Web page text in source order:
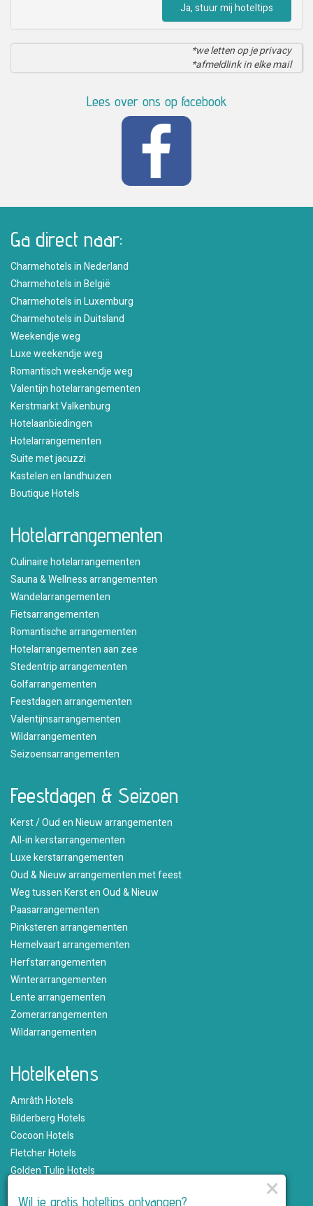
Ja, stuur mij hoteltips
*we letten op je privacy
*afmeldlink in elke mail
Lees over ons op facebook
Ga direct naar:
Charmehotels in Nederland
Charmehotels in België
Charmehotels in Luxemburg
Charmehotels in Duitsland
Weekendje weg
Luxe weekendje weg
Romantisch weekendje weg
Valentijn hotelarrangementen
Kerstmarkt Valkenburg
Hotelaanbiedingen
Hotelarrangementen
Suite met jacuzzi
Kastelen en landhuizen
Boutique Hotels
Hotelarrangementen
Culinaire hotelarrangementen
Sauna & Wellness arrangementen
Wandelarrangementen
Fietsarrangementen
Romantische arrangementen
Hotelarrangementen aan zee
Stedentrip arrangementen
Golfarrangementen
Feestdagen arrangementen
Valentijnsarrangementen
Wildarrangementen
Seizoensarrangementen
Feestdagen & Seizoen
Kerst / Oud en Nieuw arrangementen
All-in kerstarrangementen
Luxe kerstarrangementen
Oud & Nieuw arrangementen met feest
Weg tussen Kerst en Oud & Nieuw
Paasarrangementen
Pinksteren arrangementen
Hemelvaart arrangementen
Herfstarrangementen
Winterarrangementen
Lente arrangementen
Zomerarrangementen
Wildarrangementen
Hotelketens
Amrâth Hotels
Bilderberg Hotels
Cocoon Hotels
Fletcher Hotels
Golden Tulip Hotels
×
Wil je gratis hoteltips ontvangen?